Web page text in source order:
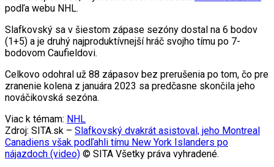
podľa webu NHL.
Slafkovský sa v šiestom zápase sezóny dostal na 6 bodov
(1+5) a je druhý najproduktívnejší hráč svojho tímu po 7-
bodovom Caufieldovi.
Celkovo odohral už 88 zápasov bez prerušenia po tom, čo pre
zranenie kolena z januára 2023 sa predčasne skončila jeho
nováčikovská sezóna.
Viac k témam: NHL
Zdroj: SITA.sk – Slafkovský dvakrát asistoval, jeho Montreal
Canadiens však podľahli tímu New York Islanders po
nájazdoch (video) © SITA Všetky práva vyhradené.